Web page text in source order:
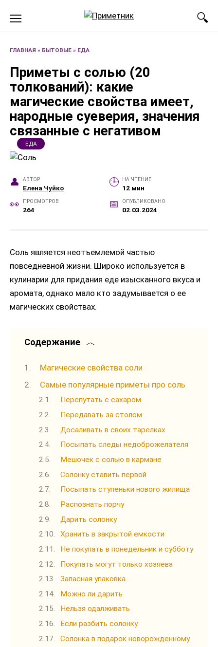
ГЛАВНАЯ » БЫТОВЫЕ » ЕДА
Приметы с солью (20
толкований): какие
магические свойства имеет,
народные суеверия, значения
связанные с негативом
ЕДА
АВТОР
Елена Чуйко
НА ЧТЕНИЕ
12 мин
ПРОСМОТРОВ
264
ОПУБЛИКОВАНО
02.03.2024
Соль является неотъемлемой частью
повседневной жизни. Широко используется в
кулинарии для придания еде изысканного вкуса и
аромата, однако мало кто задумывается о ее
магических свойствах.
Содержание
Магические свойства соли
Самые популярные приметы про соль
Перепутать с сахаром
Передавать за столом
Досаливать в своих тарелках
Посыпать следы недоброжелателя
Мешочек с солью в кармане
Солонку ставить первой
Посыпать ступеньки нового жилища
Распознать порчу
Дарить солонку
Хранить в закрытой емкости
Не покупать в понедельник и субботу
Покупать могут только хозяева
Запасная упаковка
Можно ли дарить
Нельзя одалживать
Если разбить солонку
Солонка в подарок новорожденному